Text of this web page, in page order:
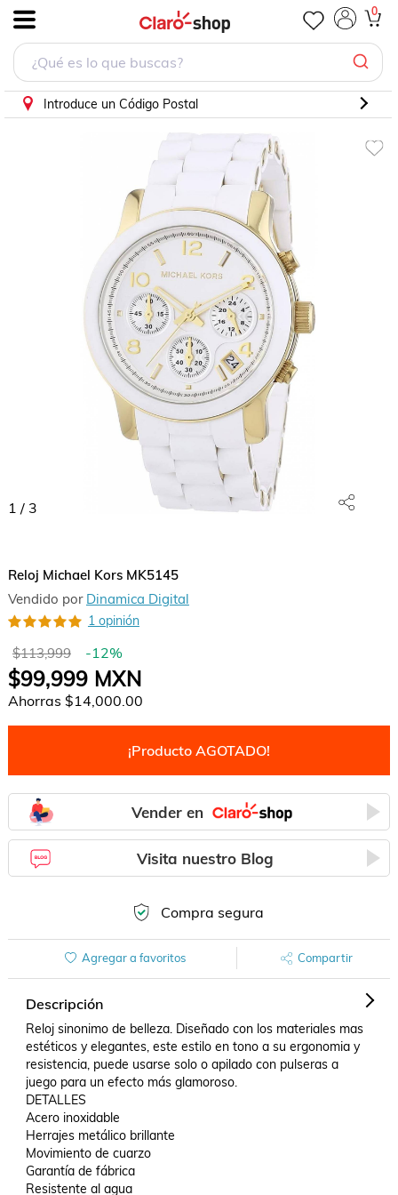
0
Introduce un Código Postal
1 / 3
Reloj Michael Kors MK5145
Vendido por Dinamica Digital
1 opinión
$113,999 -12%
$99,999MXN
Ahorras $14,000.00
¡Producto AGOTADO!
Vender en
Visita nuestro Blog
Compra segura
Agregar a favoritos Compartir
Descripción
Reloj sinonimo de belleza. Diseñado con los materiales mas
estéticos y elegantes, este estilo en tono a su ergonomia y
resistencia, puede usarse solo o apilado con pulseras a
juego para un efecto más glamoroso.
DETALLES
Acero inoxidable
Herrajes metálico brillante
Movimiento de cuarzo
Garantía de fábrica
Resistente al agua
Reloj Michael Kors MK5145